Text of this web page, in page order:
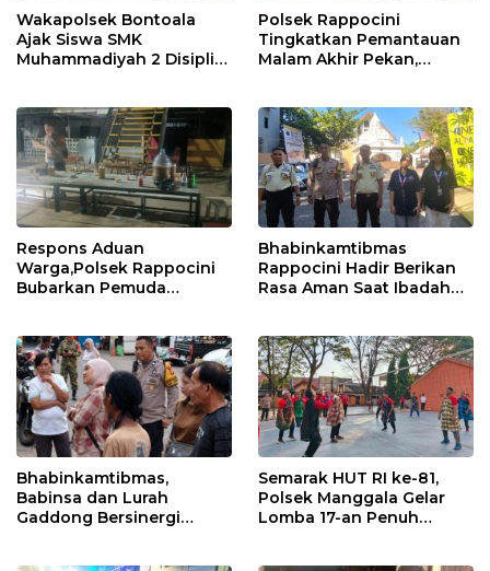
Wakapolsek Bontoala
Ajak Siswa SMK
Muhammadiyah 2 Disiplin
Polsek Rappocini
Tingkatkan Pemantauan
Malam Akhir Pekan,
Respons Aduan
Warga,Polsek Rappocini
Bubarkan Pemuda
Bhabinkamtibmas
Rappocini Hadir Berikan
Rasa Aman Saat Ibadah
Bhabinkamtibmas,
Babinsa dan Lurah
Gaddong Bersinergi
Semarak HUT RI ke-81,
Polsek Manggala Gelar
Lomba 17-an Penuh